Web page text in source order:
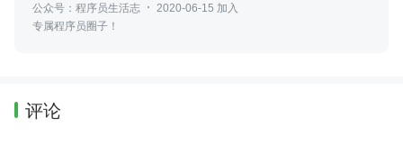
公众号：程序员生活志
2020-06-15 加入
专属程序员圈子！
评论